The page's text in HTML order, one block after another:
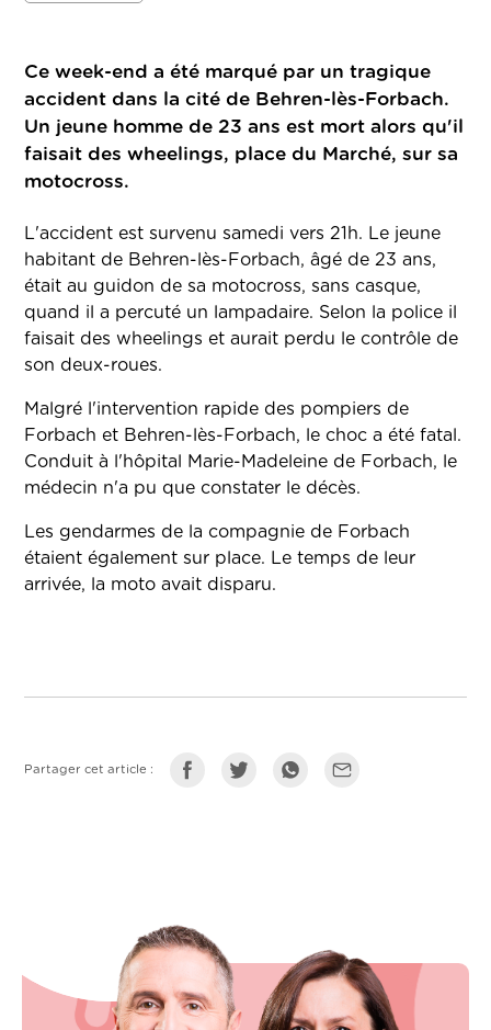
Ce week-end a été marqué par un tragique
accident dans la cité de Behren-lès-Forbach.
Un jeune homme de 23 ans est mort alors qu'il
faisait des wheelings, place du Marché, sur sa
motocross.
L'accident est survenu samedi vers 21h. Le jeune
habitant de Behren-lès-Forbach, âgé de 23 ans,
était au guidon de sa motocross, sans casque,
quand il a percuté un lampadaire. Selon la police il
faisait des wheelings et aurait perdu le contrôle de
son deux-roues.
Malgré l'intervention rapide des pompiers de
Forbach et Behren-lès-Forbach, le choc a été fatal.
Conduit à l'hôpital Marie-Madeleine de Forbach, le
médecin n'a pu que constater le décès.
Les gendarmes de la compagnie de Forbach
étaient également sur place. Le temps de leur
arrivée, la moto avait disparu.
Partager cet article :